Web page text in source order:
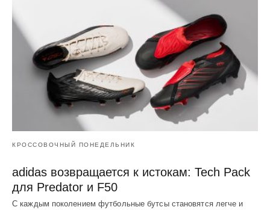
КРОССОВОЧНЫЙ ПОНЕДЕЛЬНИК
adidas возвращается к истокам: Tech Pack
для Predator и F50
С каждым поколением футбольные бутсы становятся легче и